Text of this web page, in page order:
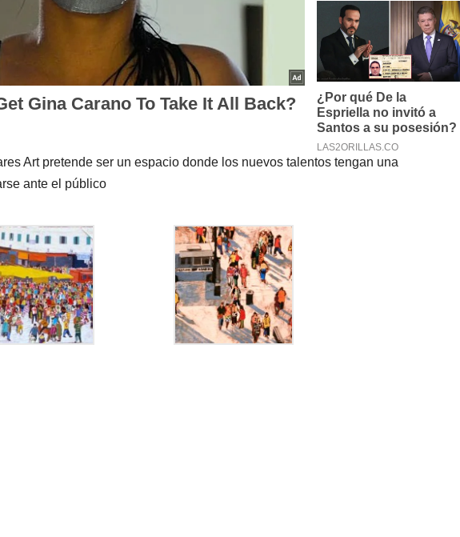
Art pretende ser un espacio donde los nuevos talentos tengan una
ante el público